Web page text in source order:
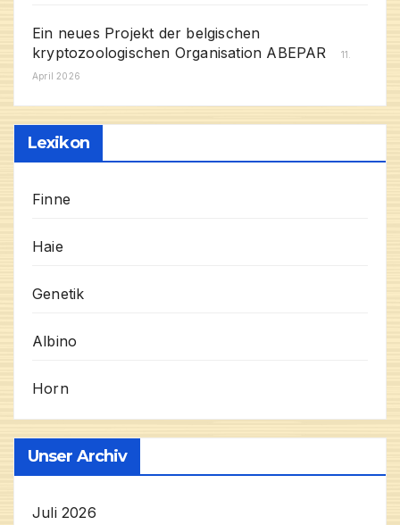
Ein neues Projekt der belgischen
kryptozoologischen Organisation ABEPAR
11.
April 2026
Lexikon
Finne
Haie
Genetik
Albino
Horn
Unser Archiv
Juli 2026